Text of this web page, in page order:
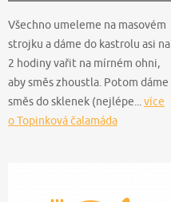
Všechno umeleme na masovém
strojku a dáme do kastrolu asi na
2 hodiny vařit na mírném ohni,
aby směs zhoustla. Potom dáme
směs do sklenek (nejlépe... více
o Topinková čalamáda